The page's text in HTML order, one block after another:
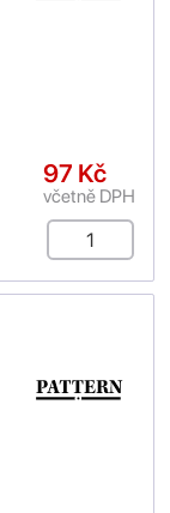
97 Kč
včetně DPH